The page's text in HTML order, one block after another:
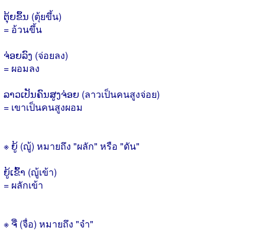
ຕຸ້ຍຂຶ້ນ (ตุ้ยขึ้น)
= อ้วนขึ้น
ຈ່ອຍລົງ (จ่อยลง)
= ผอมลง
ລາວເປັນຄົນສູງຈ່ອຍ (ลาวเป็นคนสูงจ่อย)
= เขาเป็นคนสูงผอม
※ ຍູ້ (ญู้) หมายถึง "ผลัก" หรือ "ดัน"
ຍູ້ເຂົ້າ (ญู้เข้า)
= ผลักเข้า
※ ຈື່ (จื่อ) หมายถึง "จำ"